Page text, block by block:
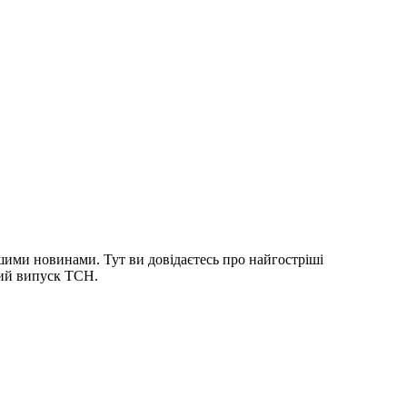
новинами. Тут ви довідаєтесь про найгостріші
випуск ТСН.